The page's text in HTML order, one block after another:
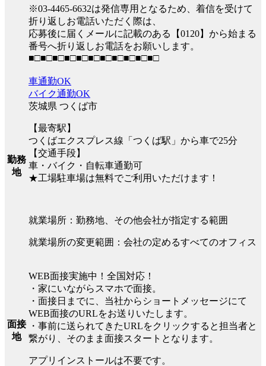
※03-4465-6632は発信専用となるため、着信を受けて
折り返しお電話いただく際は、
応募後に届くメールに記載のある【0120】から始まる
番号へ折り返しお電話をお願いします。
■□■□■□■□■□■□■□■□■□■□■□
勤務
地
車通勤OK
バイク通勤OK
茨城県 つくば市
【最寄駅】
つくばエクスプレス線「つくば駅」から車で25分
【交通手段】
車・バイク・自転車通勤可
★工場駐車場は無料でご利用いただけます！
就業場所：勤務地、その他会社が指定する範囲
就業場所の変更範囲：会社の定めるすべてのオフィス
面接
地
WEB面接実施中！全国対応！
・家にいながらスマホで面接。
・面接日までに、当社からショートメッセージにて
WEB面接のURLをお送りいたします。
・事前に送られてきたURLをクリックすると担当者と
繋がり、そのまま面接スタートとなります。
アプリインストールは不要です。